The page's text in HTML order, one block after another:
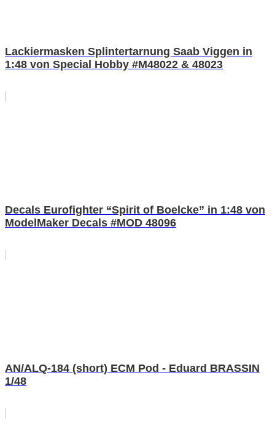
Lackiermasken Splintertarnung Saab Viggen in
1:48 von Special Hobby #M48022 & 48023
Decals Eurofighter “Spirit of Boelcke” in 1:48 von
ModelMaker Decals #MOD 48096
AN/ALQ-184 (short) ECM Pod - Eduard BRASSIN
1/48